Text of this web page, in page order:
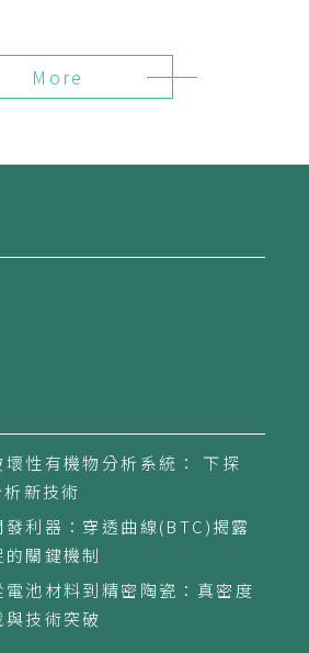
More
壞性有機物分析系統： 下探
新技術
利器：穿透曲線(BTC)揭露
關鍵機制
電池材料到精密陶瓷：真密度
技術突破